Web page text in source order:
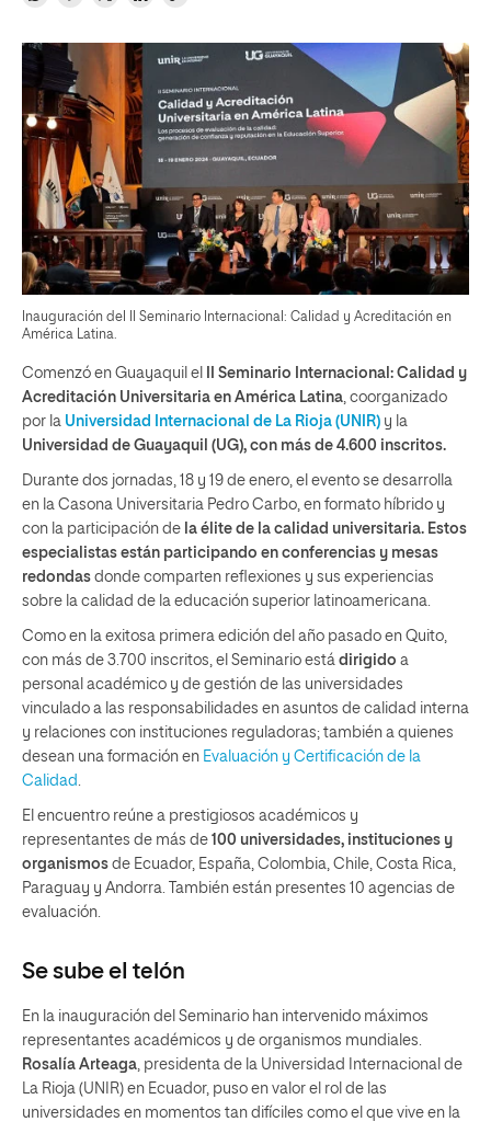
Inauguración del II Seminario Internacional: Calidad y Acreditación en
América Latina.
Comenzó en Guayaquil el
Seminario Internacional: Calidad y
Acreditación Universitaria en América Latina , coorganizado
por la Universidad Internacional de La Rioja (UNIR) y la
Universidad de Guayaquil (UG), con más de 4.600 inscritos.
Durante dos jornadas, 18 y 19 de enero, el evento se desarrolla
en la Casona Universitaria Pedro Carbo, en formato híbrido y
con la participación de la élite de la calidad universitaria. Estos
especialistas están participando en conferencias y mesas
redondas donde comparten reflexiones y sus experiencias
sobre la calidad de la educación superior latinoamericana.
Como en la exitosa primera edición del año pasado en Quito,
con más de 3.700 inscritos, el Seminario está dirigido a
personal académico y de gestión de las universidades
vinculado a las responsabilidades en asuntos de calidad interna
y relaciones con instituciones reguladoras; también a quienes
desean una formación en Evaluación y Certificación de la
Calidad
El encuentro reúne a prestigiosos académicos y
representantes de más de 100 universidades, instituciones y
organismos de Ecuador, España, Colombia, Chile, Costa Rica,
Paraguay y Andorra. También están presentes 10 agencias de
evaluación.
Se sube el telón
En la inauguración del Seminario han intervenido máximos
representantes académicos y de organismos mundiales.
Rosalía Arteaga , presidenta de la Universidad Internacional de
La Rioja (UNIR) en Ecuador, puso en valor el rol de las
universidades en momentos tan difíciles como el que vive en la